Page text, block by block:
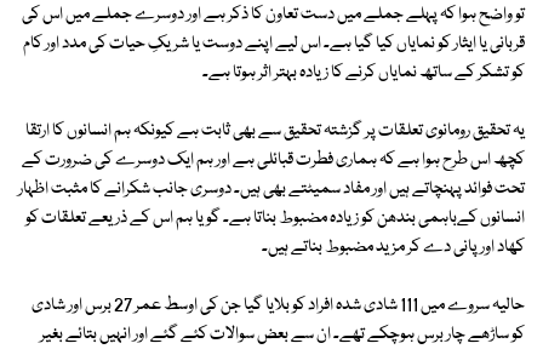
تو واضح ہوا کہ پہلے جملے میں دست تعاون کا ذکر ہے اور دوسرے جملے میں اس کی
قربانی یا ایثار کو نمایاں کیا گیا ہے۔ اس لیے اپنے دوست یا شریکِ حیات کی مدد اور کام
کو تشکر کے ساتھ نمایاں کرنے کا زیادہ بہتر اثر ہوتا ہے۔
یہ تحقیق رومانوی تعلقات پر گزشتہ تحقیق سے بھی ثابت ہے کیونکہ ہم انسانوں کا ارتقا
کچھ اس طرح ہوا ہے کہ ہماری فطرت قبائلی ہے اور ہم ایک دوسرے کی ضرورت کے
تحت فوائد پہنچاتے ہیں اور مفاد سمیٹتے بھی ہیں۔ دوسری جانب شکرانے کا مثبت اظہار
انسانوں کےباہمی بندھن کو زیادہ مضبوط بناتا ہے۔ گویا ہم اس کے ذریعے تعلقات کو
کھاد اور پانی دے کر مزید مضبوط بناتے ہیں۔
حالیہ سروے میں 111 شادی شدہ افراد کو بلایا گیا جن کی اوسط عمر 27 برس اور شادی
کو ساڑھے چار برس ہوچکے تھے۔ ان سے بعض سوالات کئے گئے اور انہیں بتائے بغیر